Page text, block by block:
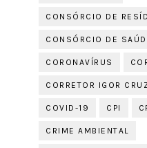
CONSÓRCIO DE
CONSÓRCIO DE
CORONAVÍRUS
CORRETOR IGOR
COVID-19 CPI
CRIME AMBIENTAL